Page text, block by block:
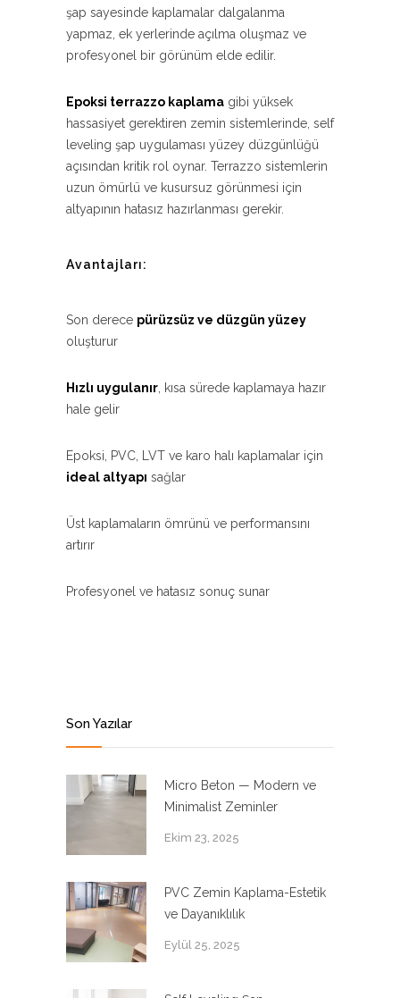
şap sayesinde kaplamalar dalgalanma
yapmaz, ek yerlerinde açılma oluşmaz ve
profesyonel bir görünüm elde edilir.
Epoksi terrazzo kaplama gibi yüksek
hassasiyet gerektiren zemin sistemlerinde, self
leveling şap uygulaması yüzey düzgünlüğü
açısından kritik rol oynar. Terrazzo sistemlerin
uzun ömürlü ve kusursuz görünmesi için
altyapının hatasız hazırlanması gerekir.
Avantajları:
Son derece pürüzsüz ve düzgün yüzey
oluşturur
Hızlı uygulanır, kısa sürede kaplamaya hazır
hale gelir
Epoksi, PVC, LVT ve karo halı kaplamalar için
ideal altyapı sağlar
Üst kaplamaların ömrünü ve performansını
artırır
Profesyonel ve hatasız sonuç sunar
Son Yazılar
Micro Beton — Modern ve
Minimalist Zeminler
Ekim 23, 2025
PVC Zemin Kaplama-Estetik
ve Dayanıklılık
Eylül 25, 2025